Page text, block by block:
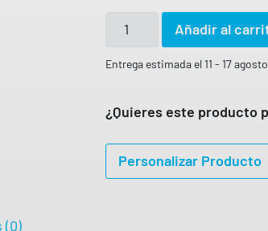
h
a
s
t
2
,
8
1
,
5
0
N
A
O
N
Añadir al
Entrega estimada el 11 - 17
¿Quieres este producto
Personalizar Producto
(0)